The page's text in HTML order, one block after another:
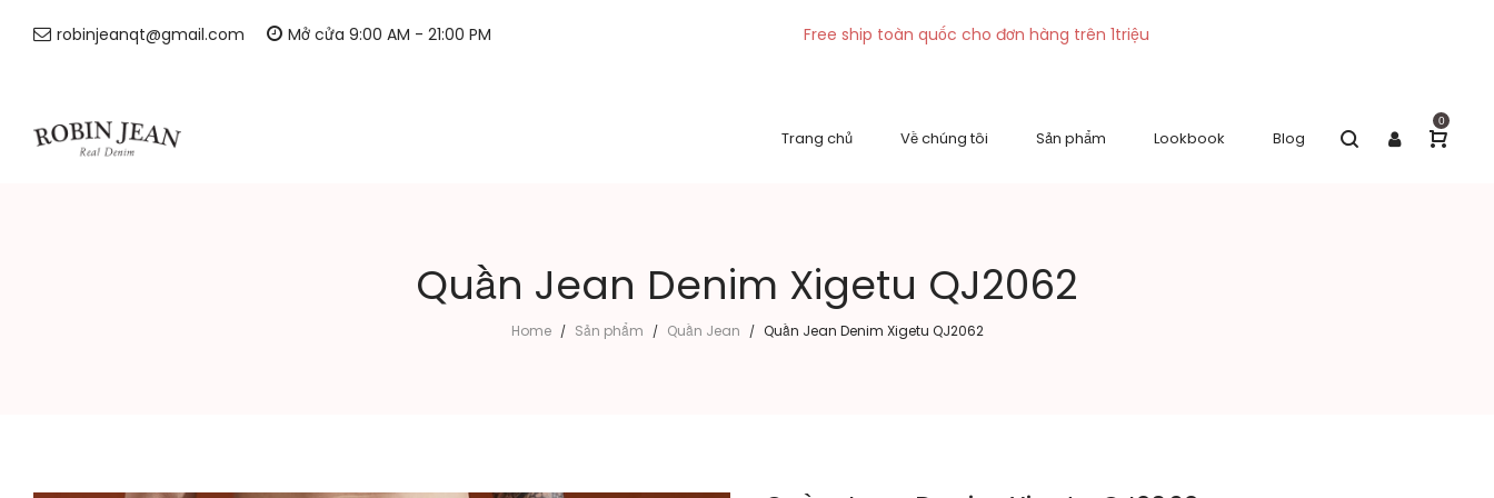
robinjeanqt@gmail.com Mở cửa 9:00 AM - 21:00 PM Free ship toàn quốc cho đơn hàng trên 1triệu
0
Trang chủ Về chúng tôi Sản phẩm Lookbook Blog
Quần Jean Denim Xigetu QJ2062
Home / Sản phẩm / Quần Jean / Quần Jean Denim Xigetu QJ2062